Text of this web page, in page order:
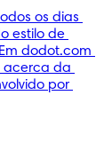
os dias
estilo de
dodot.com
acerca da
por